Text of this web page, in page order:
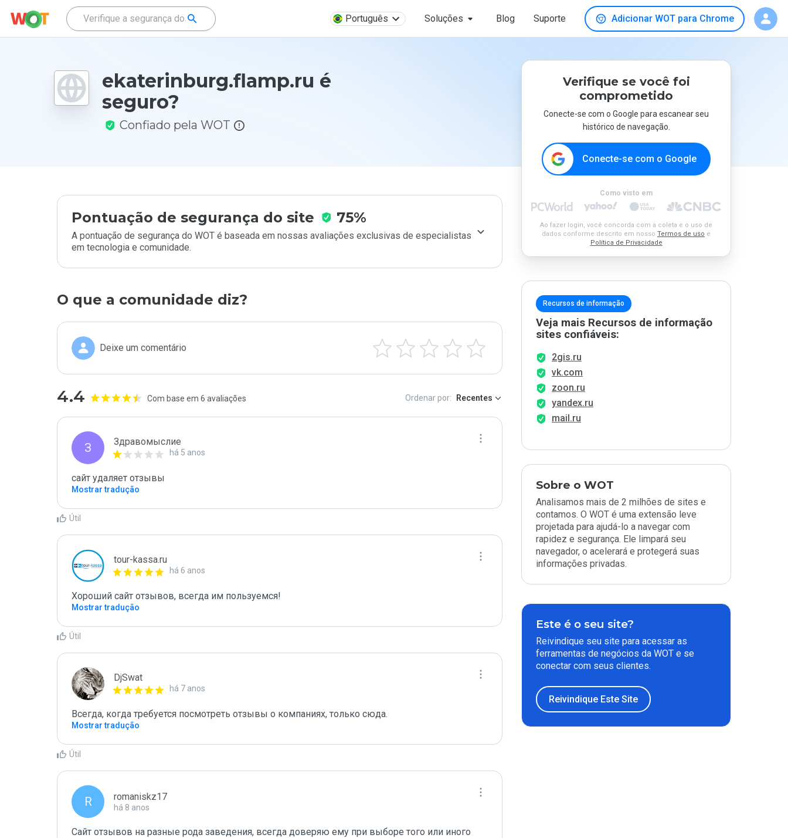
Português Soluções Blog Suporte Adicionar WOT para Chrome
ekaterinburg.flamp.ru é
seguro?
Confiado pela WOT
Pontuação de segurança do site 75%
A pontuação de segurança do WOT é baseada em nossas avaliações exclusivas de especialistas
em tecnologia e comunidade.
O que a comunidade diz?
Deixe um comentário
4.4 Com base em 6 avaliações Ordenar por: Recentes
З Здравомыслие
há 5 anos
сайт удаляет отзывы
Mostrar tradução
Útil
tour-kassa.ru
há 6 anos
Хороший сайт отзывов, всегда им пользуемся!
Mostrar tradução
Útil
DjSwat
há 7 anos
Всегда, когда требуется посмотреть отзывы о компаниях, только сюда.
Mostrar tradução
Útil
R romaniskz17
há 8 anos
Сайт отзывов на разные рода заведения, всегда доверяю ему при выборе того или иного
Verifique se você foi
comprometido
Conecte-se com o Google para escanear seu
histórico de navegação.
Conecte-se com o Google
Como visto em
Ao fazer login, você concorda com a coleta e o uso de
dados conforme descrito em nosso Termos de uso e
Política de Privacidade
Recursos de informação
Veja mais Recursos de informação
sites confiáveis:
2gis.ru
vk.com
zoon.ru
yandex.ru
mail.ru
Sobre o WOT
Analisamos mais de 2 milhões de sites e
contamos. O WOT é uma extensão leve
projetada para ajudá-lo a navegar com
rapidez e segurança. Ele limpará seu
navegador, o acelerará e protegerá suas
informações privadas.
Este é o seu site?
Reivindique seu site para acessar as
ferramentas de negócios da WOT e se
conectar com seus clientes.
Reivindique Este Site